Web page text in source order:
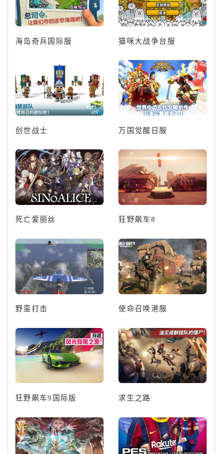
海岛奇兵国际服 猫咪大战争台服
创世战士 万国觉醒日服
死亡爱丽丝 狂野飙车8
野蛮打击 使命召唤港服
狂野飙车9国际版 求生之路